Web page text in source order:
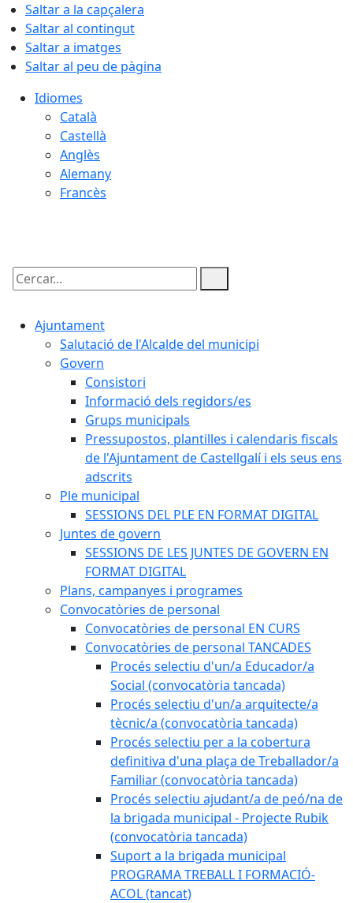
Saltar a la capçalera
Saltar al contingut
Saltar a imatges
Saltar al peu de pàgina
Idiomes
Català
Castellà
Anglès
Alemany
Francès
Cercar:
Ajuntament
Salutació de l'Alcalde del municipi
Govern
Consistori
Informació dels regidors/es
Grups municipals
Pressupostos, plantilles i calendaris fiscals
de l'Ajuntament de Castellgalí i els seus ens
adscrits
Ple municipal
SESSIONS DEL PLE EN FORMAT DIGITAL
Juntes de govern
SESSIONS DE LES JUNTES DE GOVERN EN
FORMAT DIGITAL
Plans, campanyes i programes
Convocatòries de personal
Convocatòries de personal EN CURS
Convocatòries de personal TANCADES
Procés selectiu d'un/a Educador/a
Social (convocatòria tancada)
Procés selectiu d'un/a arquitecte/a
tècnic/a (convocatòria tancada)
Procés selectiu per a la cobertura
definitiva d'una plaça de Treballador/a
Familiar (convocatòria tancada)
Procés selectiu ajudant/a de peó/na de
la brigada municipal - Projecte Rubik
(convocatòria tancada)
Suport a la brigada municipal
PROGRAMA TREBALL I FORMACIÓ-
ACOL (tancat)